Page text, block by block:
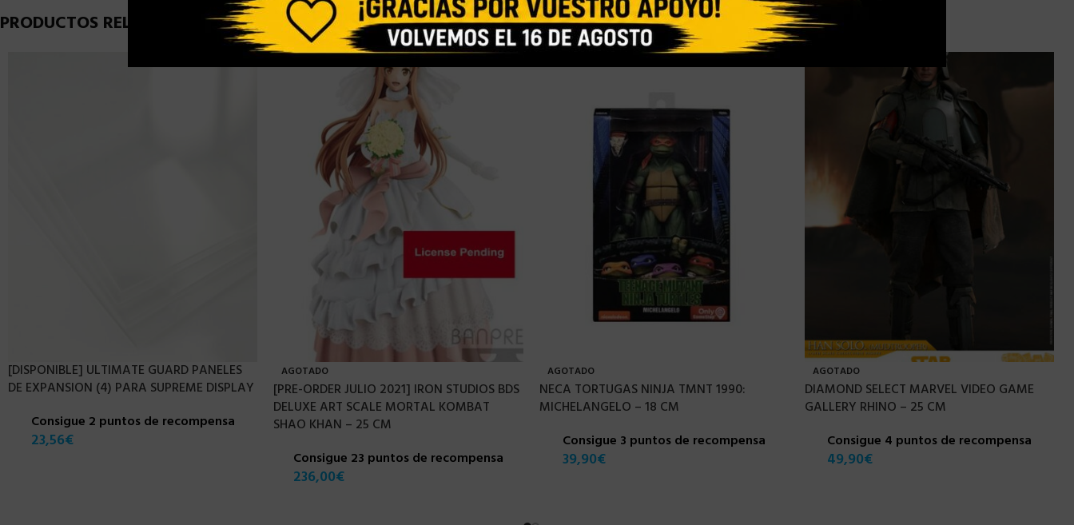
PRODUCTOS RELACIONADOS
[DISPONIBLE] ULTIMATE GUARD PANELES
DE EXPANSION (4) PARA SUPREME DISPLAY
Consigue 2 puntos de recompensa
23,56€
AGOTADO
[PRE-ORDER JULIO 2021] IRON STUDIOS BDS
DELUXE ART SCALE MORTAL KOMBAT
SHAO KHAN – 25 CM
Consigue 23 puntos de recompensa
236,00€
AGOTADO
NECA TORTUGAS NINJA TMNT 1990:
MICHELANGELO – 18 CM
Consigue 3 puntos de recompensa
39,90€
AGOTADO
DIAMOND SELECT MARVEL VIDEO GAME
GALLERY RHINO – 25 CM
Consigue 4 puntos de recompensa
49,90€